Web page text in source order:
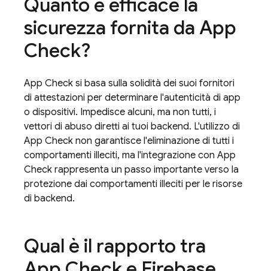
Quanto è efficace la
sicurezza fornita da App
Check?
App Check si basa sulla solidità dei suoi fornitori
di attestazioni per determinare l'autenticità di app
o dispositivi. Impedisce alcuni, ma non tutti, i
vettori di abuso diretti ai tuoi backend. L'utilizzo di
App Check non garantisce l'eliminazione di tutti i
comportamenti illeciti, ma l'integrazione con App
Check rappresenta un passo importante verso la
protezione dai comportamenti illeciti per le risorse
di backend.
Qual è il rapporto tra